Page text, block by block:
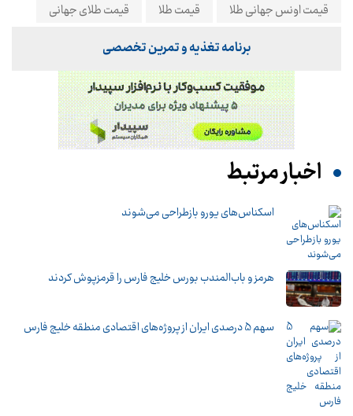
قیمت اونس جهانی طلا قیمت طلا قیمت طلای جهانی
برنامه تغذیه و تمرین تخصصی
اخبار مرتبط
اسکناس‌های یورو بازطراحی می‌شوند
هرمز و باب‌المندب بورس خلیج فارس را قرمزپوش کردند
سهم 5 درصدی ایران از پروژه‌های اقتصادی منطقه خلیج فارس